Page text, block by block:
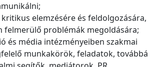
elemzésére és feldolgozására,
felmerülő problémák megoldására;
és média intézményeiben szakmai
munkakörök, feladatok, továbbá